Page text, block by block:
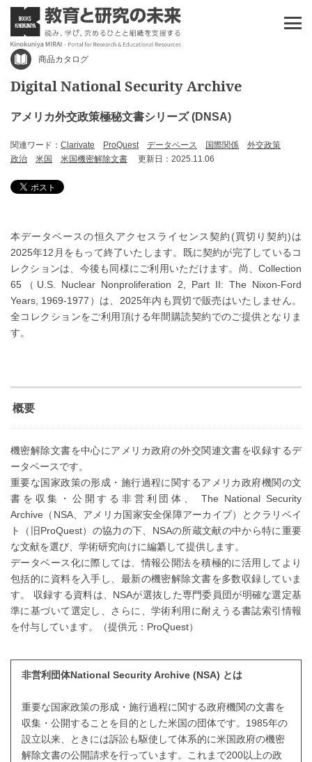
商品カタログ
Digital National Security Archive
アメリカ外交政策極秘文書シリーズ (DNSA)
関連ワード： Clarivate ProQuest データベース 国際関係
外交政策
政治
米国 米国機密解除文書 更新日：2025.11.06
本データベースの恒久アクセスライセンス契約(買切り契約)は
2025年12月をもって終了いたします。既に契約が完了しているコ
レクションは、今後も同様にご利用いただけます。尚、Collection
65（U.S. Nuclear Nonproliferation 2, Part II: The Nixon-Ford
Years, 1969-1977）は、2025年内も買切で販売はいたしません。
全コレクションをご利用頂ける年間購読契約でのご提供となりま
す。
概要
機密解除文書を中心にアメリカ政府の外交関連文書を収録するデ
ータベースです。
重要な国家政策の形成・施行過程に関するアメリカ政府機関の文
書を収集・公開する非営利団体、 The National Security
Archive（NSA、アメリカ国家安全保障アーカイブ）とクラリベイ
ト（旧ProQuest）の協力の下、NSAの所蔵文献の中から特に重要
な文献を選び、学術研究向けに編纂して提供します。
データベース化に際しては、情報公開法を積極的に活用してより
包括的に資料を入手し、最新の機密解除文書を多数収録していま
す。 収録する資料は、NSAが選抜した専門委員団が明確な選定基
準に基づいて選定し、さらに、学術利用に耐えうる書誌索引情報
を付与しています。（提供元：ProQuest）
非営利団体National Security Archive (NSA) とは
重要な国家政策の形成・施行過程に関する政府機関の文書を
収集・公開することを目的とした米国の団体です。1985年の
設立以来、ときには訴訟も駆使して体系的に米国政府の機密
解除文書の公開請求を行っています。これまで200以上の政